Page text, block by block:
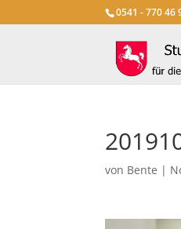
0541 - 770 46
von Bente |